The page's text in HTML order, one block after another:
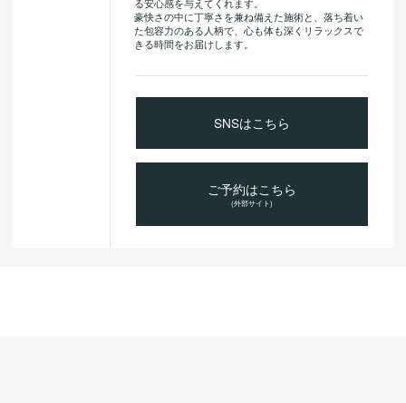
る安心感を与えてくれます。
豪快さの中に丁寧さを兼ね備えた施術と、落ち着い
た包容力のある人柄で、心も体も深くリラックスで
きる時間をお届けします。
SNSはこちら
ご予約はこちら
(外部サイト)